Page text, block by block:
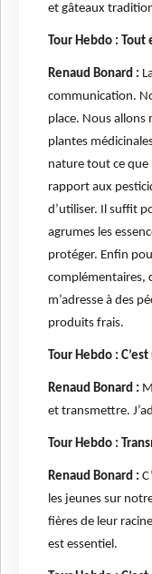
et gâteaux
Tour Hebdo :
Renaud Bonard :
communication.
place. Nous allons
plantes
nature tout ce que
rapport aux
d’utiliser. Il suffit
agrumes les
protéger. Enfin
complémentaires,
m’adresse à des
produits frais.
Tour Hebdo :
Renaud Bonard :
et transmettre.
Tour Hebdo :
Renaud Bonard :
les jeunes sur
fières de leur
est essentiel.